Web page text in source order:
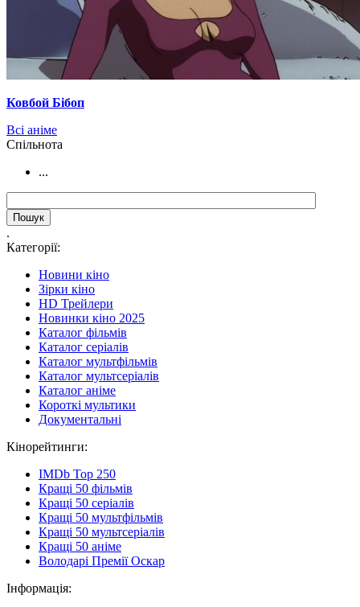
Ковбой Бібоп
Всі аніме
Cпільнота
...
.
Категорії:
Новини кіно
Зірки кіно
HD Трейлери
Новинки кіно 2025
Каталог фільмів
Каталог серіалів
Каталог мультфільмів
Каталог мультсеріалів
Каталог аніме
Короткі мультики
Документальні
Кінорейтинги:
IMDb Top 250
Кращі 50 фільмів
Кращі 50 серіалів
Кращі 50 мультфільмів
Кращі 50 мультсеріалів
Кращі 50 аніме
Володарі Премії Оскар
Інформація: